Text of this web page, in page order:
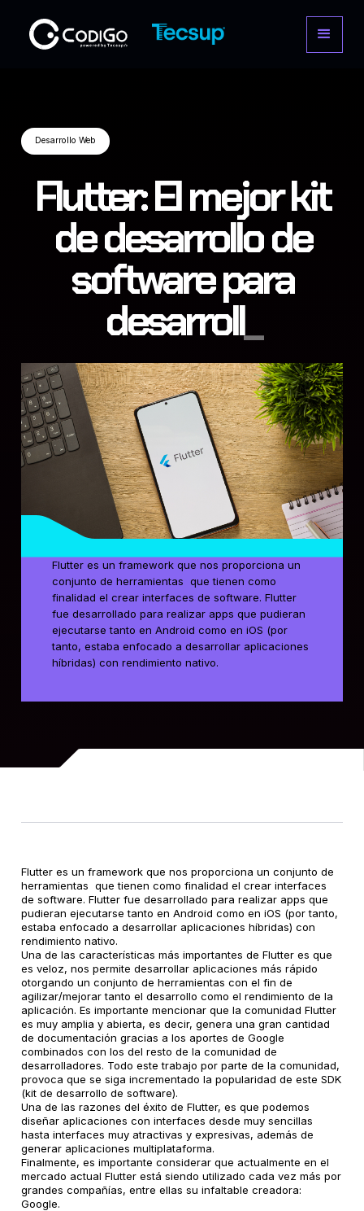
Desarrollo Web
Flutter: El mejor kit
de desarrollo de
software para
desarrollar Apps M
Flutter es un framework que nos proporciona un
conjunto de herramientas que tienen como
finalidad el crear interfaces de software. Flutter
fue desarrollado para realizar apps que pudieran
ejecutarse tanto en Android como en iOS (por
tanto, estaba enfocado a desarrollar aplicaciones
híbridas) con rendimiento nativo.
Flutter es un framework que nos proporciona un conjunto de
herramientas que tienen como finalidad el crear interfaces
de software. Flutter fue desarrollado para realizar apps que
pudieran ejecutarse tanto en Android como en iOS (por tanto,
estaba enfocado a desarrollar aplicaciones híbridas) con
rendimiento nativo.
Una de las características más importantes de Flutter es que
es veloz, nos permite desarrollar aplicaciones más rápido
otorgando un conjunto de herramientas con el fin de
agilizar/mejorar tanto el desarrollo como el rendimiento de la
aplicación. Es importante mencionar que la comunidad Flutter
es muy amplia y abierta, es decir, genera una gran cantidad
de documentación gracias a los aportes de Google
combinados con los del resto de la comunidad de
desarrolladores. Todo este trabajo por parte de la comunidad,
provoca que se siga incrementado la popularidad de este SDK
(kit de desarrollo de software).
Una de las razones del éxito de Flutter, es que podemos
diseñar aplicaciones con interfaces desde muy sencillas
hasta interfaces muy atractivas y expresivas, además de
generar aplicaciones multiplataforma.
Finalmente, es importante considerar que actualmente en el
mercado actual Flutter está siendo utilizado cada vez más por
grandes compañías, entre ellas su infaltable creadora:
Google.